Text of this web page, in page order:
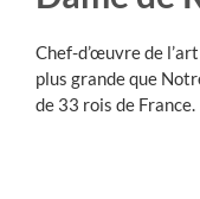
Chef-d’œuvre de
plus grande que
de 33 rois de France.